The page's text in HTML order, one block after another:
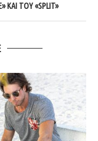
ΚΑΙ ΤΟΥ «SPLIT»